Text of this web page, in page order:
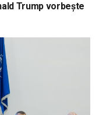
Trump vorbește